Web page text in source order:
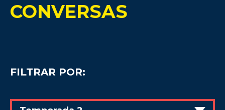
CONVERSAS
FILTRAR POR: